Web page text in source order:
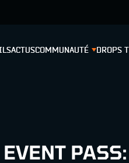
ACTUSCOMMUNAUTÉ DROPS